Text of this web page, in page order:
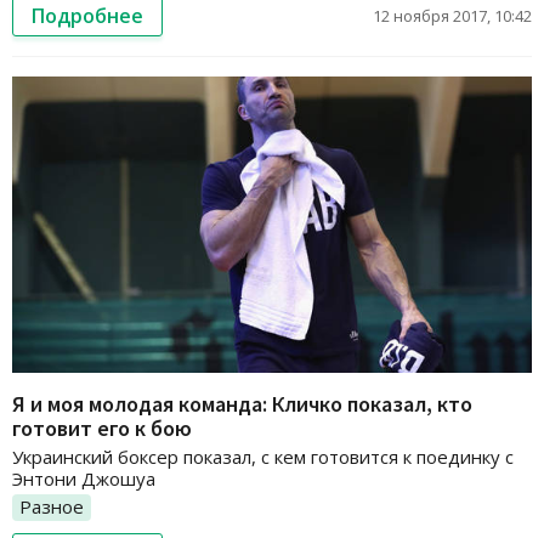
Подробнее 12 ноября 2017, 10:42
Я и моя молодая команда: Кличко показал, кто
готовит его к бою
Украинский боксер показал, с кем готовится к поединку с
Энтони Джошуа
Разное